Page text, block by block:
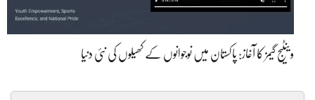
وینٹیج گیمز کا آغاز: پاکستان میں نوجوانوں کے کھیلوں کی نئی دنیا